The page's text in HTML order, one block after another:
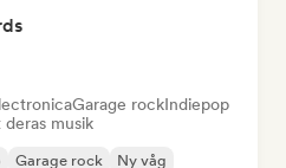
Garage rockIndiepop
musik
Garage rock
Ny våg